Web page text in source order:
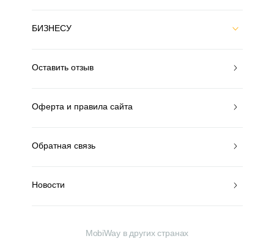
БИЗНЕСУ
Оставить отзыв
Оферта и правила сайта
Обратная связь
Новости
MobiWay в других странах